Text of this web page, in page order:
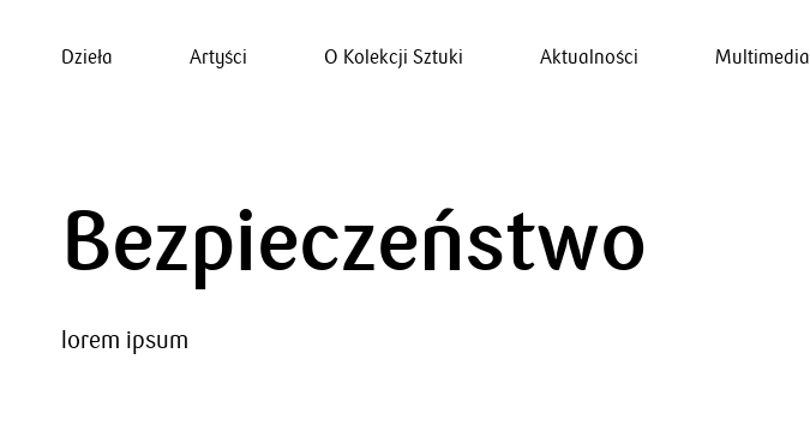
Dzieła Artyści O Kolekcji Sztuki Aktualności Multimedia
Bezpieczeństwo
lorem ipsum